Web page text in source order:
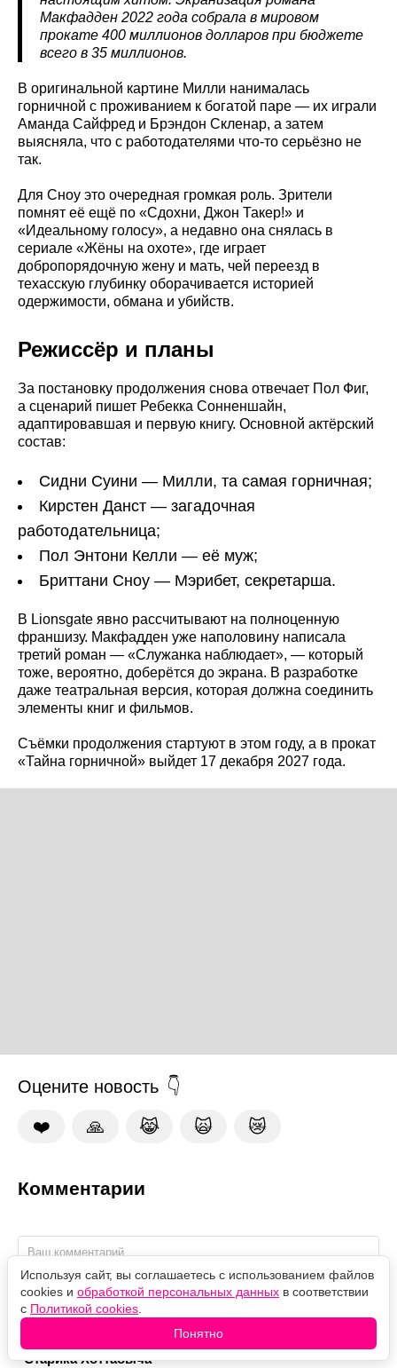
Макфадден 2022 года собрала в мировом
прокате 400 миллионов долларов при бюджете
всего в 35 миллионов.
В оригинальной картине Милли нанималась
горничной с проживанием к богатой паре — их играли
Аманда Сайфред и Брэндон Скленар, а затем
выясняла, что с работодателями что-то серьёзно не
так.
Для Сноу это очередная громкая роль. Зрители
помнят её ещё по «Сдохни, Джон Такер!» и
«Идеальному голосу», а недавно она снялась в
сериале «Жёны на охоте», где играет
добропорядочную жену и мать, чей переезд в
техасскую глубинку оборачивается историей
одержимости, обмана и убийств.
Режиссёр и планы
За постановку продолжения снова отвечает Пол Фиг,
а сценарий пишет Ребекка Сонненшайн,
адаптировавшая и первую книгу. Основной актёрский
состав:
Сидни Суини — Милли, та самая горничная;
Кирстен Данст — загадочная
работодательница;
Пол Энтони Келли — её муж;
Бриттани Сноу — Мэрибет, секретарша.
В Lionsgate явно рассчитывают на полноценную
франшизу. Макфадден уже наполовину написала
третий роман — «Служанка наблюдает», — который
тоже, вероятно, доберётся до экрана. В разработке
даже театральная версия, которая должна соединить
элементы книг и фильмов.
Съёмки продолжения стартуют в этом году, а в прокат
«Тайна горничной» выйдет 17 декабря 2027 года.
Оцените новость
❤️ 🙏 😹 🙀 😿
Комментарии
Высотку на Котельнической дорисовали: где снимали
"Старика Хоттабыча"
Используя сайт, вы соглашаетесь с использованием файлов
cookies и обработкой персональных данных в соответствии
с Политикой cookies
Понятно